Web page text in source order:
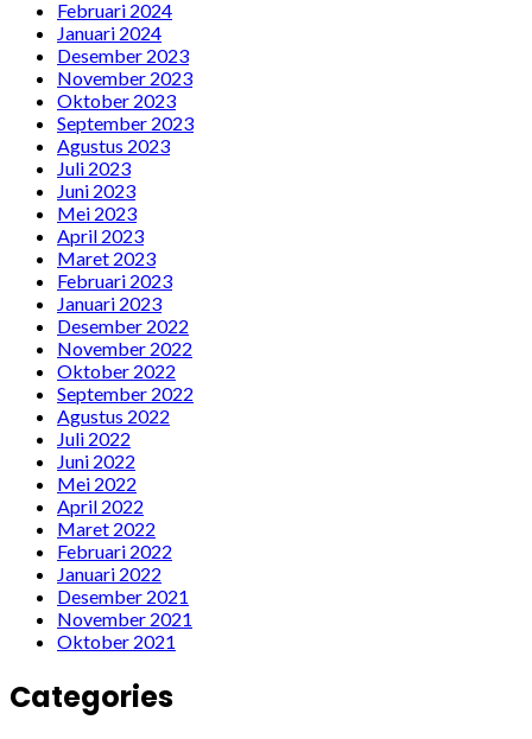
Februari 2024
Januari 2024
Desember 2023
November 2023
Oktober 2023
September 2023
Agustus 2023
Juli 2023
Juni 2023
Mei 2023
April 2023
Maret 2023
Februari 2023
Januari 2023
Desember 2022
November 2022
Oktober 2022
September 2022
Agustus 2022
Juli 2022
Juni 2022
Mei 2022
April 2022
Maret 2022
Februari 2022
Januari 2022
Desember 2021
November 2021
Oktober 2021
Categories